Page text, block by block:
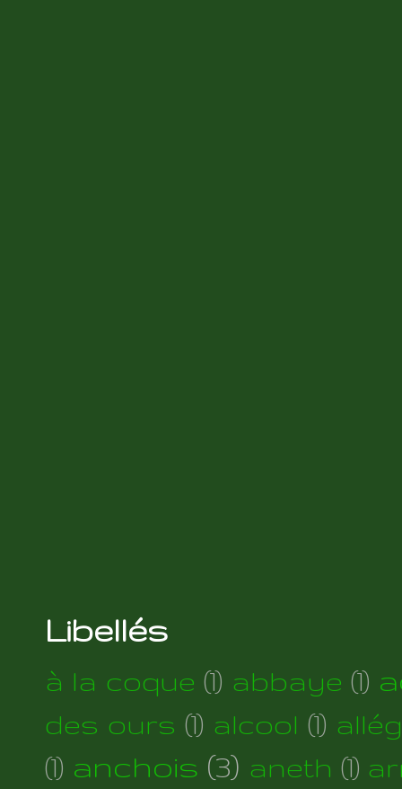
Libellés
à la coque (1) abbaye (1)
des ours (1) alcool (1)
(1) anchois (3) aneth (1)